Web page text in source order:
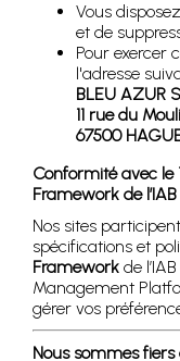
Vous
et de
Pour exercer
l'adresse
BLEU AZUR
11 rue du
67500
Conformité avec
Framework de
Nos sites
spécifications et
Framework de
Management
gérer vos
Nous sommes